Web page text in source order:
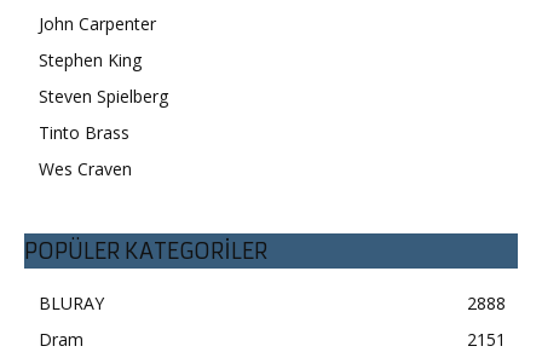
John Carpenter
Stephen King
Steven Spielberg
Tinto Brass
Wes Craven
POPÜLER KATEGORİLER
BLURAY
2888
Dram
2151